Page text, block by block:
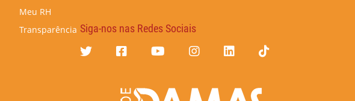
Meu RH
Transparência Siga-nos nas Redes Sociais